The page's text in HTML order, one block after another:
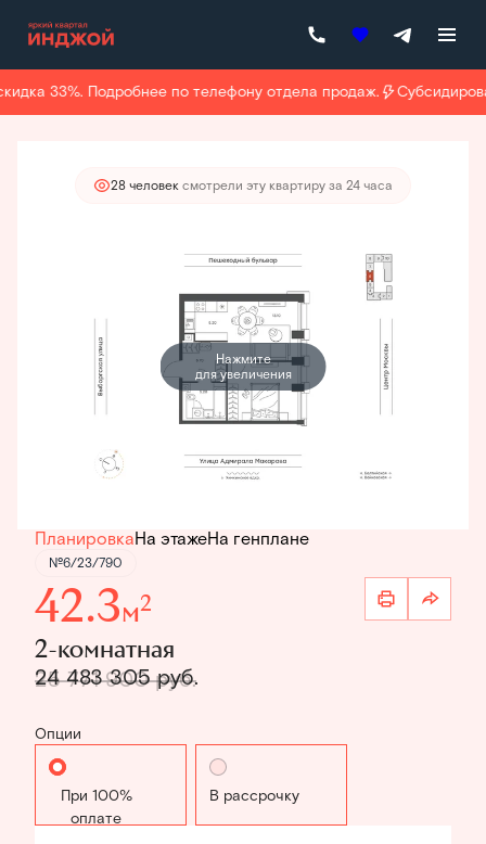
33%. Подробнее по телефону отдела продаж.
2-комнатная42.3 м
24 483 305 руб.
Ипотекаот 110 775 руб./мес.
28 человек смотрели эту квартиру за 24 часа
Нажмите
для увеличения
ПланировкаНа этажеНа генплане
№6/23/790
42.3м2
2-комнатная
25 771 900 руб.
24 483 305 руб.
Опции
Стандартная В рассрочку